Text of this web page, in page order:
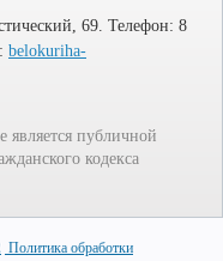
69. Телефон: 8
belokuriha-
является публичной
кодекса
Политика обработки